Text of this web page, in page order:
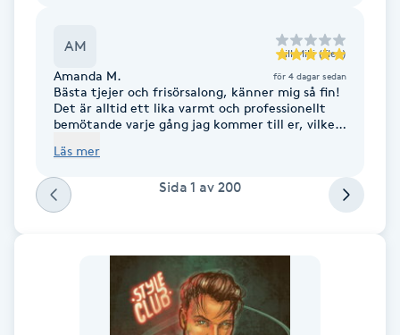
Hårförlängning
Hårvård
Hälsprickor
I
AM till Milli (Elev)
Amanda M. för 4 dagar sedan
Bästa tjejer och frisörsalong, känner mig så fin!
Det är alltid ett lika varmt och professionellt
bemötande varje gång jag kommer till er, vilket
fantastisk service och ett lika fint resultat, ser
Läs mer
Sida 1 av 200